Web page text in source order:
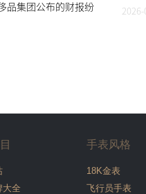
品集团公布的财报纷
大全
手表风格
18K金表
飞行员手表